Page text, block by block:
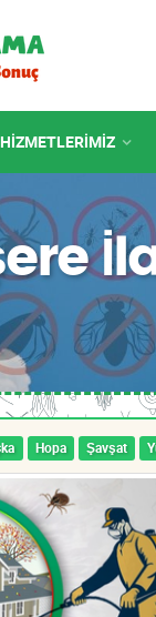
HIZMETLERIMIZ
Hopa Şavşat